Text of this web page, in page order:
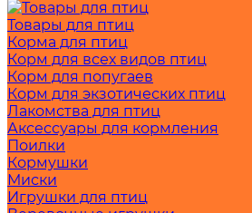
Товары для птиц
Корма для птиц
Корм для всех видов птиц
Корм для попугаев
Корм для экзотических птиц
Лакомства для птиц
Аксессуары для кормления
Поилки
Кормушки
Миски
Игрушки для птиц